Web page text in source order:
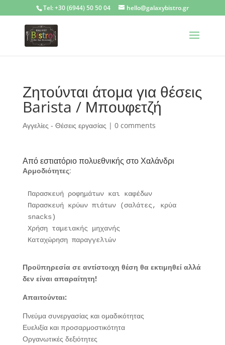
Tel: +30 (6944) 50 50 04 hello@galaxybistro.gr
Ζητούνται άτομα για θέσεις
Barista / Μπουφετζή
Αγγελίες - Θέσεις εργασίας | 0 comments
Από εστιατόριο πολυεθνικής στο Χαλάνδρι
Αρμοδιότητες:
Παρασκευή ροφημάτων και καφέδων
Παρασκευή κρύων πιάτων (σαλάτες, κρύα
snacks)
Χρήση ταμειακής μηχανής
Καταχώρηση παραγγελιών
Προϋπηρεσία σε αντίστοιχη θέση θα εκτιμηθεί αλλά
δεν είναι απαραίτητη!
Απαιτούνται:
Πνεύμα συνεργασίας και ομαδικότητας
Ευελιξία και προσαρμοστικότητα
Οργανωτικές δεξιότητες